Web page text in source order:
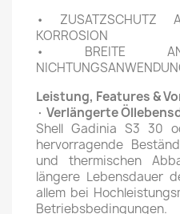
• ZUSATZSCHUTZ
KORROSION
• BREITE
Leistung, Features &
· Verlängerte
Shell Gadinia S3 30
hervorragende
und thermischen
längere Lebensdauer
allem bei
Betriebsbedingungen.